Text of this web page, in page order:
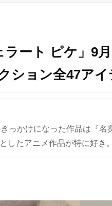
ラート ピケ」9
ション全47アイ
っかけになった作品は『名
したアニメ作品が特に好き。